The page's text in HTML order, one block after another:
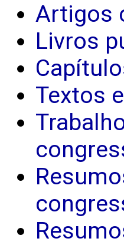
Artigos
Livros
Textos